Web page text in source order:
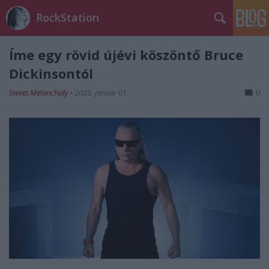
RockStation
Íme egy rövid újévi köszöntő Bruce
Dickinsontól
Sweet Melancholy • 2025. január 01. 0